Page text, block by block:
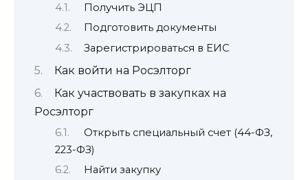
Получить ЭЦП
Подготовить документы
Зарегистрироваться в ЕИС
Как войти на Росэлторг
Как участвовать в закупках на
Росэлторг
Открыть специальный счет (44-ФЗ,
223-ФЗ)
Найти закупку